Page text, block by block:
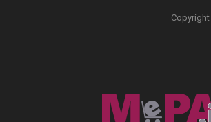
Copyright